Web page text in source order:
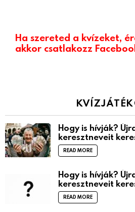
Ha szereted a kvízeket,
akkor csatlakozz
Hogy is hívják?
keresztneveit
READ MORE
Hogy is hívják?
keresztneveit
READ MORE